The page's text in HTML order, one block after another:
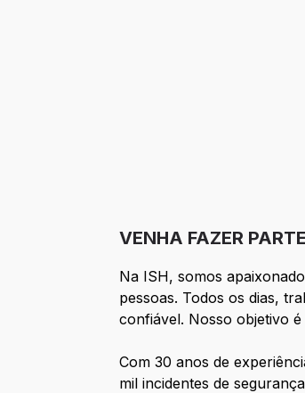
VENHA FAZER
Na ISH, somos
pessoas. Todos os dias,
confiável. Nosso objetivo
Com 30 anos de
mil incidentes de